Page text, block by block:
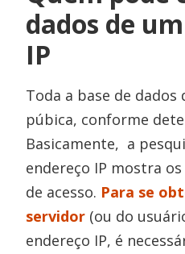
dados de
IP
Toda a base de dados
púbica, conforme
Basicamente, a
endereço IP mostra
de acesso. Para se
servidor (ou do
endereço IP, é